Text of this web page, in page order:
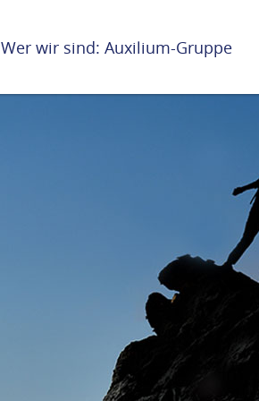
Wer wir sind: Auxilium-Gruppe